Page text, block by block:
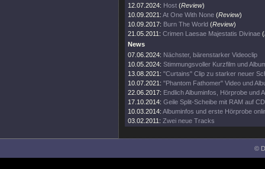
12.07.2024: Host (Review)
10.09.2021: At One With None (Review)
10.09.2017: Burn The World (Review)
21.05.2011: Crimen Laesae Majestatis Divinae (
News
07.06.2024: Nächster, bärenstarker Videoclip
10.05.2024: Stimmungsvoller Kurzfilm und
13.08.2021: "Curtains" Clip zu starker neuer
10.07.2021: "Phantom Fathomer" Video und
22.06.2017: Endlich Albuminfos, Hörprobe und
17.10.2014: Geile Split-Scheibe mit RAM auf
10.03.2014: Albuminfos und erste Hörprobe
03.02.2011: Zwei neue Tracks
©